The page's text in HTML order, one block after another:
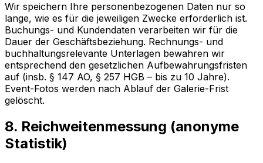
Wir speichern Ihre personenbezogenen Daten nur so
lange, wie es für die jeweiligen Zwecke erforderlich ist.
Buchungs- und Kundendaten verarbeiten wir für die
Dauer der Geschäftsbeziehung. Rechnungs- und
buchhaltungsrelevante Unterlagen bewahren wir
entsprechend den gesetzlichen Aufbewahrungsfristen
auf (insb. § 147 AO, § 257 HGB – bis zu 10 Jahre).
Event-Fotos werden nach Ablauf der Galerie-Frist
gelöscht.
8. Reichweitenmessung (anonyme
Statistik)